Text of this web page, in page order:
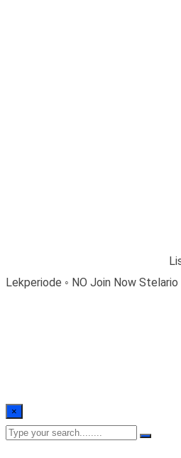
Lekperiode ◦ NO Join Now Stelario
×